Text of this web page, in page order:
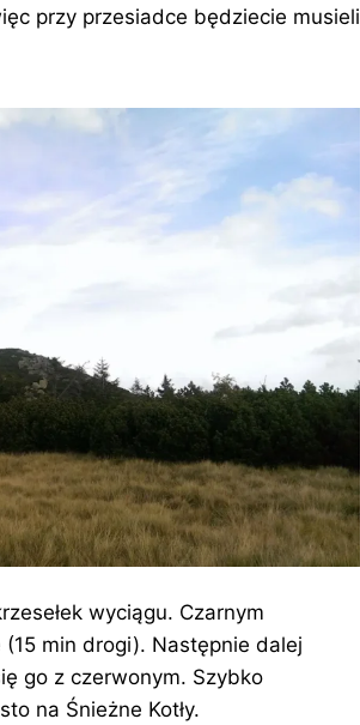
przy przesiadce będziecie musieli
wyciągu. Czarnym
min drogi). Następnie dalej
go z czerwonym. Szybko
na Śnieżne Kotły.